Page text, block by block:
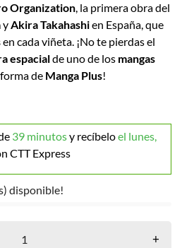
Organization, la primera obra del
yAkira Takahashien España, que
en cada viñeta. ¡No te pierdas el
espacialde uno de los mangas
de Manga Plus!
39 minutosy recíbeloel lunes,
CTT Express
disponible!
+